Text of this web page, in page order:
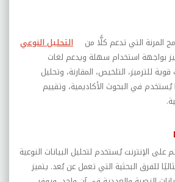
المرنة التي تدعم كلًّا من
التحليل النوعي
بواجهة استخدام سهلة ويدعم لغات
للترميز، التلخيص، المقارنة، وتحليل
في البحوث الأكاديمية، وتقييم
.
على الإنترنت يُستخدم لتحليل البيانات النوعية
للفرق البحثية التي تعمل عن بُعد. يتميز